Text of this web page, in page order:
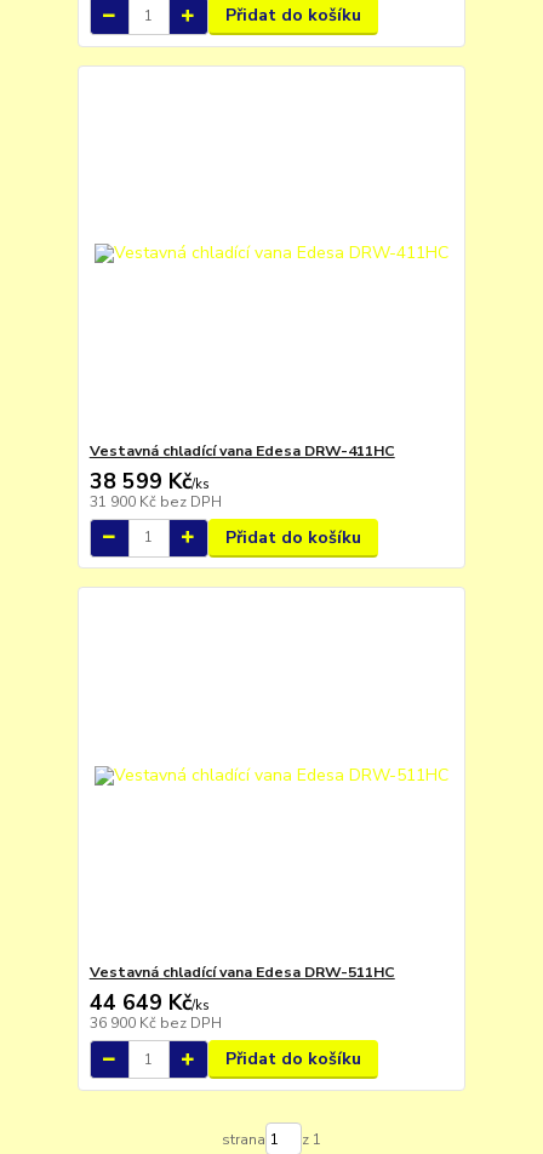
Přidat do košíku
Vestavná chladící vana Edesa DRW-411HC
38 599 Kč/ks
31 900 Kč bez DPH
Přidat do košíku
Vestavná chladící vana Edesa DRW-511HC
44 649 Kč/ks
36 900 Kč bez DPH
Přidat do košíku
strana z 1